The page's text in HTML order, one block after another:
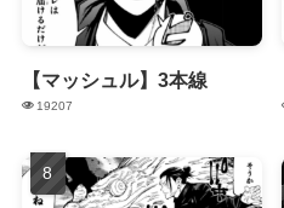
【マッシュル】3本線
19207